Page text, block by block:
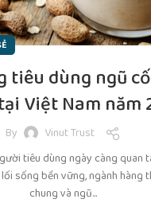
tiêu dùng ngũ
Việt Nam năm
By
Vinut Trust
tiêu dùng ngày càng quan
sống bền vững, ngành hàng
chung và ngũ...